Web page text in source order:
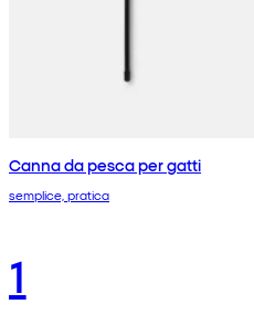
Canna da pesca per gatti
semplice, pratica
1